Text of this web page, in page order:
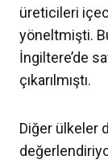
üreticileri
yöneltmişti.
İngiltere’de
çıkarılmıştı.
Diğer ülkeler